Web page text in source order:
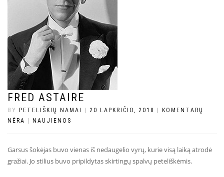
FRED ASTAIRE
BY PETELIŠKIŲ NAMAI 20 LAPKRIČIO, 2018
KOMENTARŲ
NĖRA
NAUJIENOS
Garsus šokėjas buvo vienas iš nedaugelio vyrų, kurie visą laiką atrodė
gražiai. Jo stilius buvo pripildytas skirtingų spalvų peteliškėmis.